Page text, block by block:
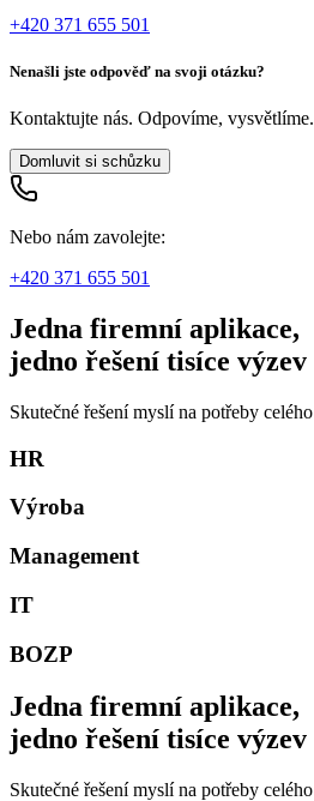
+420 371 655 501
Nenašli jste odpověď na svoji otázku?
Kontaktujte nás. Odpovíme, vysvětlíme.
Domluvit si schůzku
Nebo nám zavolejte:
+420 371 655 501
Jedna firemní aplikace,
jedno řešení tisíce výzev
Skutečné řešení myslí na potřeby
HR
Výroba
Management
IT
BOZP
Jedna firemní aplikace,
jedno řešení tisíce výzev
Skutečné řešení myslí na potřeby